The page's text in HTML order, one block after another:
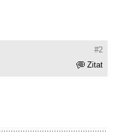
#2
Zitat